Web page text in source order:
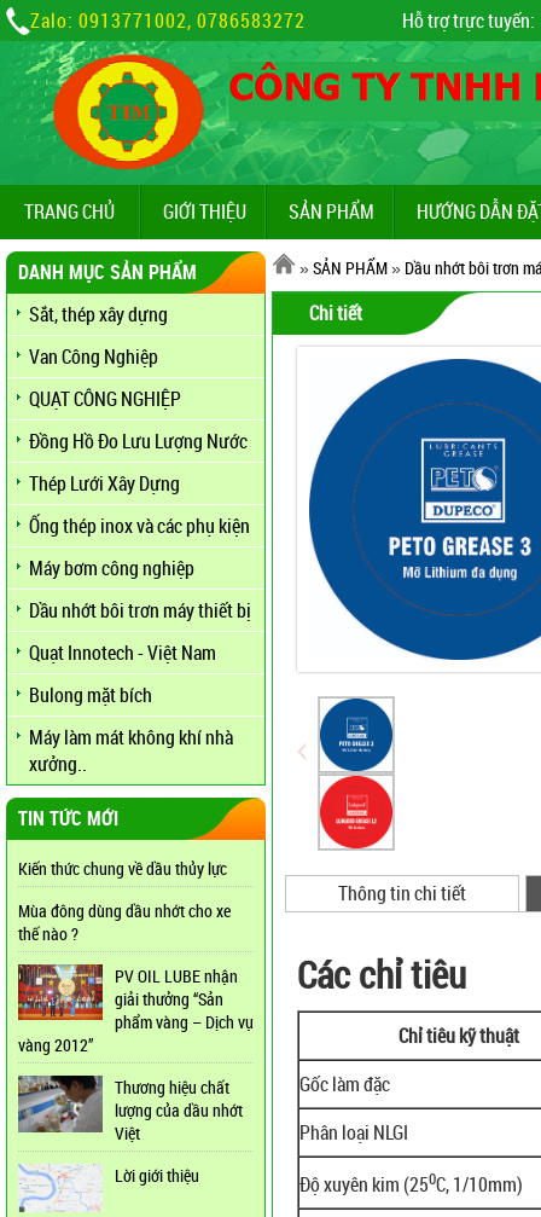
Zalo: 0913771002, 0786583272 Hỗ trợ trực tuyến:
TRANG CHỦ GIỚI THIỆU SẢN PHẨM HƯỚNG DẪN
DANH MỤC SẢN PHẨM
Sắt, thép xây dựng
Van Công Nghiệp
QUẠT CÔNG NGHIỆP
Đồng Hồ Đo Lưu Lượng Nước
Thép Lưới Xây Dựng
Ống thép inox và các phụ kiện
Máy bơm công nghiệp
Dầu nhớt bôi trơn máy thiết bị
Quạt Innotech - Việt Nam
Bulong mặt bích
Máy làm mát không khí nhà
xưởng..
TIN TỨC MỚI
Kiến thức chung về dầu thủy lực
Mùa đông dùng dầu nhớt cho xe
thế nào ?
PV OIL LUBE nhận
giải thưởng “Sản
phẩm vàng – Dịch vụ
vàng 2012”
Thương hiệu chất
lượng của dầu nhớt
Việt
Lời giới thiệu
»SẢN PHẨM» Dầu nhớt bôi trơn
Chi tiết
Thông tin chi tiết
Các chỉ tiêu
Chỉ tiêu kỹ thuật
Gốc làm đặc
Phân loại NLGI
Độ xuyên kim (250C, 1/10mm)